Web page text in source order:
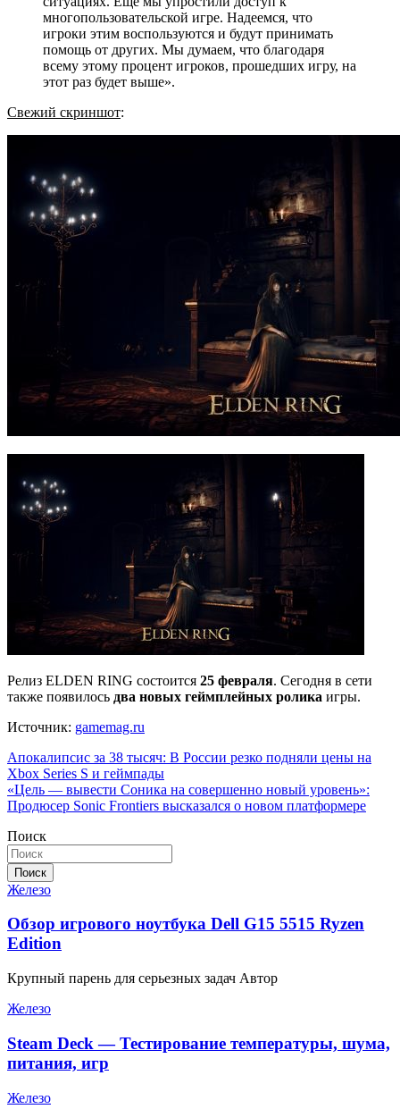
многопользовательской игре. Надеемся, что
игроки этим воспользуются и будут принимать
помощь от других. Мы думаем, что благодаря
всему этому процент игроков, прошедших игру, на
этот раз будет выше».
Свежий скриншот:
Релиз ELDEN RING состоится 25 февраля. Сегодня в сети
также появилось два новых геймплейных ролика игры.
Источник: gamemag.ru
Навигация
по
записям
Апокалипсис за 38 тысяч: В России резко подняли цены на
Xbox Series S и геймпады
«Цель — вывести Соника на совершенно новый уровень»:
Продюсер Sonic Frontiers высказался о новом платформере
Поиск
Поиск
Железо
Обзор игрового ноутбука Dell G15 5515 Ryzen
Edition
Крупный парень для серьезных задач Автор
Железо
Steam Deck — Тестирование температуры, шума,
питания, игр
Железо